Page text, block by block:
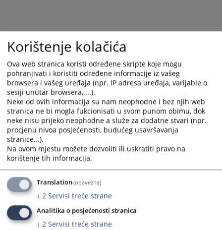
Trenutno nema vijesti
Korištenje kolačića
Ova web stranica koristi određene skripte koje mogu
pohranjivati i koristiti određene informacije iz vašeg
browsera i vašeg uređaja (npr. IP adresa uređaja, varijable o
sesiji unutar browsera, ...).
Neke od ovih informacija su nam neophodne i bez njih web
stranica ne bi mogla fukcionisati u svom punom obimu, dok
neke nisu prijeko neophodne a služe za dodatne stvari (npr.
procjenu nivoa posjećenosti, budućeg usavršavanja
stranice...).
Na ovom mjestu možete dozvoliti ili uskratiti pravo na
korištenje tih informacija.
Translation(obavezna)
↓ 2 Servisi treće strane
Analitika o posjećenosti stranica
↓ 2 Servisi treće strane